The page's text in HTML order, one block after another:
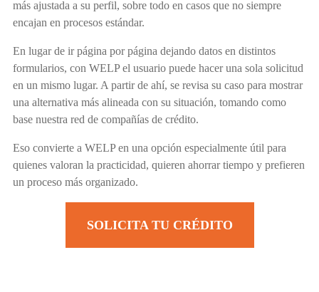
más ajustada a su perfil, sobre todo en casos que no siempre
encajan en procesos estándar.
En lugar de ir página por página dejando datos en distintos
formularios, con WELP el usuario puede hacer una sola solicitud
en un mismo lugar. A partir de ahí, se revisa su caso para mostrar
una alternativa más alineada con su situación, tomando como
base nuestra red de compañías de crédito.
Eso convierte a WELP en una opción especialmente útil para
quienes valoran la practicidad, quieren ahorrar tiempo y prefieren
un proceso más organizado.
SOLICITA TU CRÉDITO